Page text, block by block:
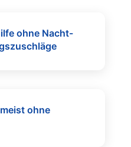
ohne Nacht-
ohne